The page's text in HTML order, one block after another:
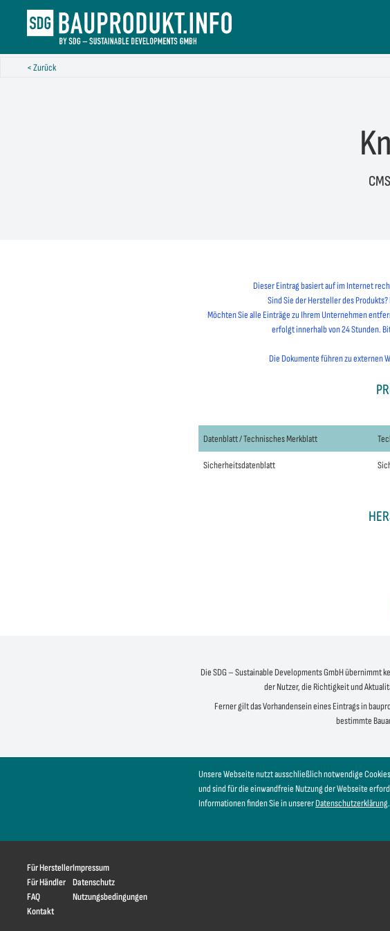
< Zurück
Dieser Eintrag basiert auf im Internet
Sind Sie der Hersteller des
Möchten Sie alle Einträge zu Ihrem Unternehmen
erfolgt innerhalb von 24 Stunden.
Die Dokumente führen zu externen
Datenblatt / Technisches Merkblatt
Sicherheitsdatenblatt
Die SDG – Sustainable Developments GmbH
der Nutzer, die Richtigkeit und
Ferner gilt das Vorhandensein eines Eintrags in
bestimmte
Unsere Webseite nutzt ausschließlich notwendige
und sind für die einwandfreie Nutzung der Webseite
Informationen finden Sie in unsererDatenschutzerklärung.
Für Hersteller
Für Händler
FAQ
Kontakt
Impressum
Datenschutz
Nutzungsbedingungen